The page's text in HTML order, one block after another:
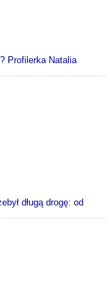
Profilerka Natalia
długą drogę: od